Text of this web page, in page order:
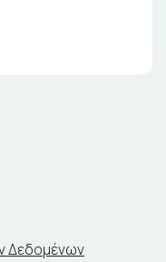
Δεδομένων